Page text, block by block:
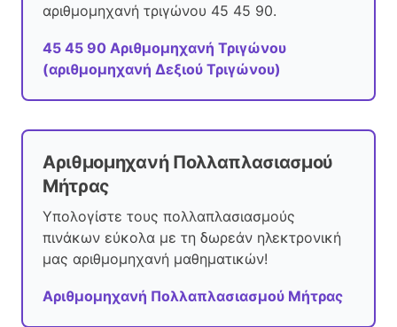
αριθμομηχανή τριγώνου 45 45 90.
45 45 90 Αριθμομηχανή Τριγώνου
(αριθμομηχανή Δεξιού Τριγώνου)
Αριθμομηχανή Πολλαπλασιασμού
Μήτρας
Υπολογίστε τους πολλαπλασιασμούς
πινάκων εύκολα με τη δωρεάν ηλεκτρονική
μας αριθμομηχανή μαθηματικών!
Αριθμομηχανή Πολλαπλασιασμού Μήτρας